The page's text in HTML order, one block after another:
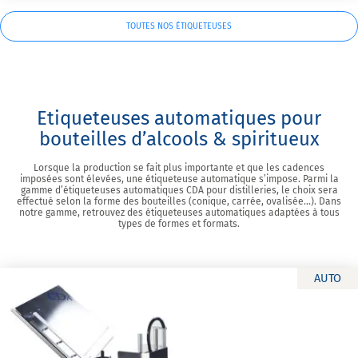
TOUTES NOS ÉTIQUETEUSES
Etiqueteuses automatiques pour
bouteilles d’alcools & spiritueux
Lorsque la production se fait plus importante et que les cadences
imposées sont élevées, une étiqueteuse automatique s’impose. Parmi la
gamme d’étiqueteuses automatiques CDA pour distilleries, le choix sera
effectué selon la forme des bouteilles (conique, carrée, ovalisée…). Dans
notre gamme, retrouvez des étiqueteuses automatiques adaptées à tous
types de formes et formats.
AUTO